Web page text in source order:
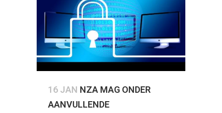
16 JAN NZA MAG ONDER
AANVULLENDE